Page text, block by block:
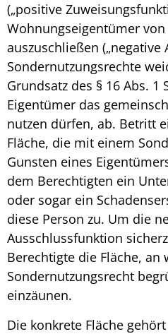
(„positive
Wohnungseigentümer
auszuschließen („negative
Sondernutzungsrechte
Grundsatz des § 16 Abs. 1
Eigentümer das
nutzen dürfen, ab. Betritt
Fläche, die mit einem
Gunsten eines
dem Berechtigten ein
oder sogar ein
diese Person zu. Um die
Ausschlussfunktion
Berechtigte die Fläche, an
Sondernutzungsrecht
einzäunen.
Die konkrete Fläche